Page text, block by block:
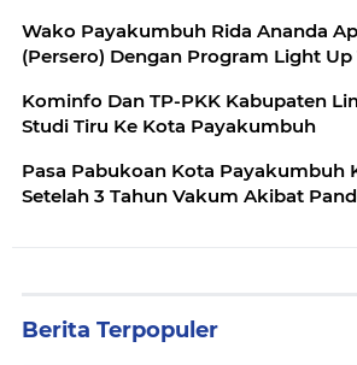
Wako Payakumbuh Rida Ananda
(Persero) Dengan Program Light Up
Kominfo Dan TP-PKK Kabupaten
Studi Tiru Ke Kota Payakumbuh
Pasa Pabukoan Kota Payakumbuh
Setelah 3 Tahun Vakum Akibat
Berita Terpopuler